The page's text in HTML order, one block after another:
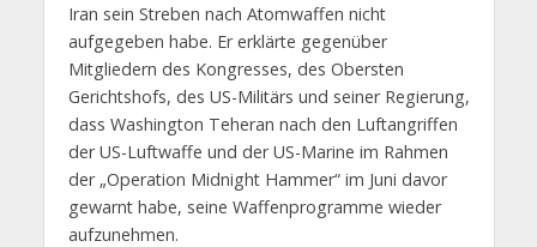
Iran sein Streben nach Atomwaffen nicht
aufgegeben habe. Er erklärte gegenüber
Mitgliedern des Kongresses, des Obersten
Gerichtshofs, des US-Militärs und seiner Regierung,
dass Washington Teheran nach den Luftangriffen
der US-Luftwaffe und der US-Marine im Rahmen
der „Operation Midnight Hammer“ im Juni davor
gewarnt habe, seine Waffenprogramme wieder
aufzunehmen.